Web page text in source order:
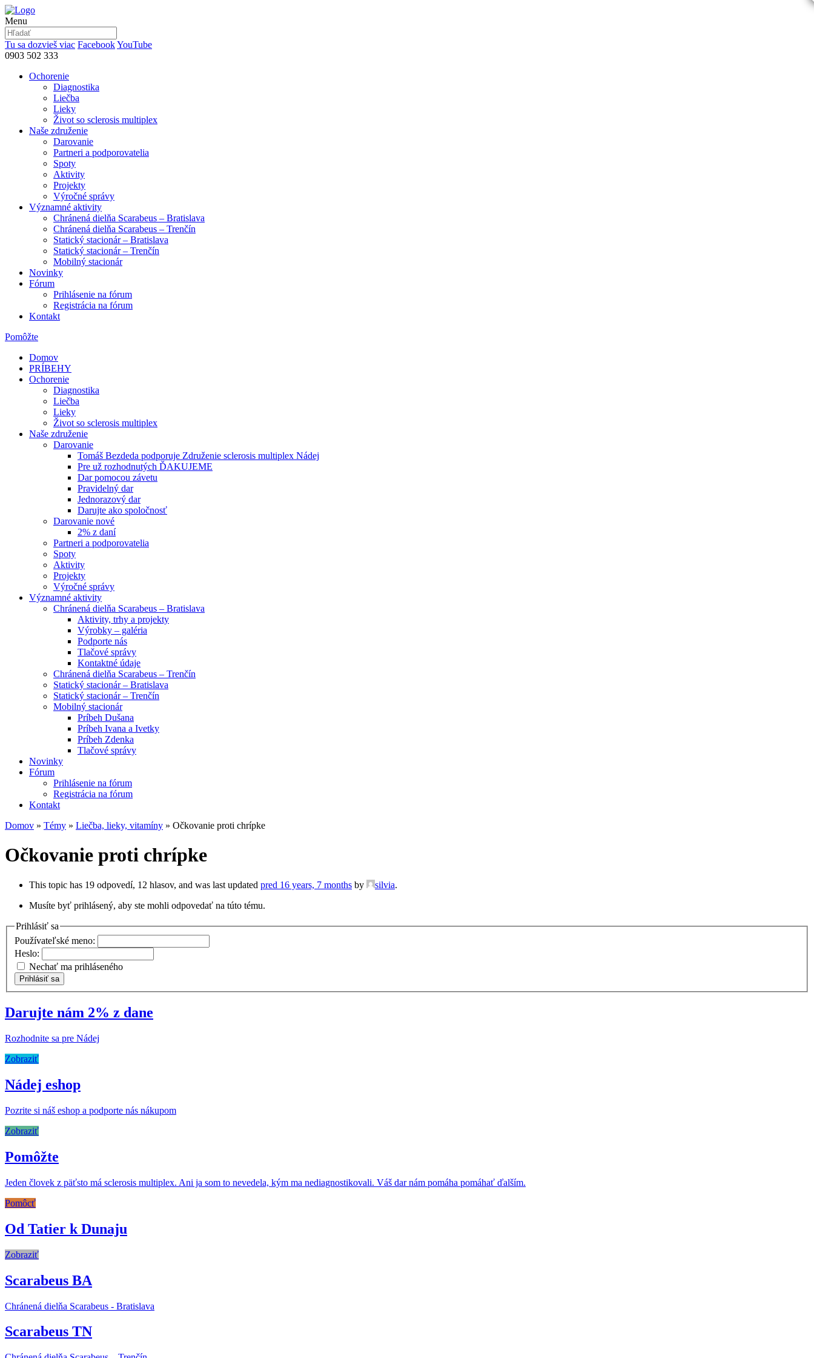
Menu
Tu sa dozvieš viac FacebookYouTube
0903 502 333
Ochorenie
Diagnostika
Liečba
Lieky
Život so sclerosis multiplex
Naše združenie
Darovanie
Partneri a podporovatelia
Spoty
Aktivity
Projekty
Výročné správy
Významné aktivity
Chránená dielňa Scarabeus – Bratislava
Chránená dielňa Scarabeus – Trenčín
Statický stacionár – Bratislava
Statický stacionár – Trenčín
Mobilný stacionár
Novinky
Fórum
Prihlásenie na fórum
Registrácia na fórum
Kontakt
Pomôžte
Domov
PRÍBEHY
Ochorenie
Diagnostika
Liečba
Lieky
Život so sclerosis multiplex
Naše združenie
Darovanie
Tomáš Bezdeda podporuje Združenie sclerosis multiplex Nádej
Pre už rozhodnutých ĎAKUJEME
Dar pomocou závetu
Pravidelný dar
Jednorazový dar
Darujte ako spoločnosť
Darovanie nové
2% z daní
Partneri a podporovatelia
Spoty
Aktivity
Projekty
Výročné správy
Významné aktivity
Chránená dielňa Scarabeus – Bratislava
Aktivity, trhy a projekty
Výrobky – galéria
Podporte nás
Tlačové správy
Kontaktné údaje
Chránená dielňa Scarabeus – Trenčín
Statický stacionár – Bratislava
Statický stacionár – Trenčín
Mobilný stacionár
Príbeh Dušana
Príbeh Ivana a Ivetky
Príbeh Zdenka
Tlačové správy
Novinky
Fórum
Prihlásenie na fórum
Registrácia na fórum
Kontakt
Domov » Témy » Liečba, lieky, vitamíny » Očkovanie proti chrípke
Očkovanie proti chrípke
This topic has 19 odpovedí, 12 hlasov, and was last updated pred 16 years, 7 months by silvia.
Musíte byť prihlásený, aby ste mohli odpovedať na túto tému.
Prihlásiť sa
Používateľské meno:
Heslo:
Nechať ma prihláseného
Prihlásiť sa
Darujte nám 2% z dane
Rozhodnite sa pre Nádej
Zobraziť
Nádej eshop
Pozrite si náš eshop a podporte nás nákupom
Zobraziť
Pomôžte
Jeden človek z päťsto má sclerosis multiplex. Ani ja som to nevedela, kým ma nediagnostikovali. Váš dar nám pomáha pomáhať ďalším.
Pomôcť
Od Tatier k Dunaju
Zobraziť
Scarabeus BA
Chránená dielňa Scarabeus - Bratislava
Scarabeus TN